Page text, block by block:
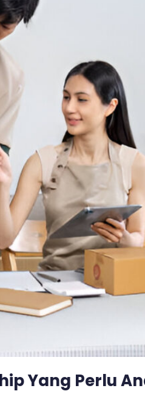
Yang Perlu